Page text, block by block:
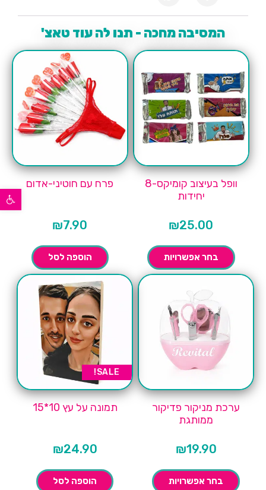
פתח סרגל נגישות
המסיבה מחכה - תנו לה עוד טאצ'
וופל בעיצוב קומיקס-8
יחידות
₪25.00
בחר אפשרויות
פרח עם חוטיני-אדום
₪7.90
הוספה לסל
ערכת מניקור פדיקור
ממותגת
₪19.90
בחר אפשרויות
SALE!
תמונה על עץ 10*15
₪24.90
הוספה לסל